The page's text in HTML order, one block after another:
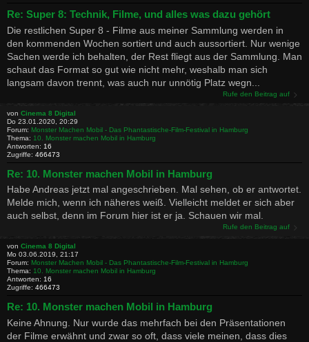
Re: Super 8: Technik, Filme, und alles was dazu gehört
Die restlichen Super 8 - Filme aus meiner Sammlung werden in
den kommenden Wochen sortiert und auch aussortiert. Nur wenige
Sachen werde ich behalten, der Rest fliegt aus der Sammlung. Man
schaut das Format so gut wie nicht mehr, weshalb man sich
langsam davon trennt, was auch nur unnötig Platz wegn...
Rufe den Beitrag auf
von Cinema 8 Digital
Do 23.01.2020, 20:29
Forum: Monster Machen Mobil - Das Phantastische-Film-Festival in Hamburg
Thema: 10. Monster machen Mobil in Hamburg
Antworten: 16
Zugriffe: 466473
Re: 10. Monster machen Mobil in Hamburg
Habe Andreas jetzt mal angeschrieben. Mal sehen, ob er antwortet.
Melde mich, wenn ich näheres weiß. Vielleicht meldet er sich aber
auch selbst, denn im Forum hier ist er ja. Schauen wir mal.
Rufe den Beitrag auf
von Cinema 8 Digital
Mo 03.06.2019, 21:17
Forum: Monster Machen Mobil - Das Phantastische-Film-Festival in Hamburg
Thema: 10. Monster machen Mobil in Hamburg
Antworten: 16
Zugriffe: 466473
Re: 10. Monster machen Mobil in Hamburg
Keine Ahnung. Nur wurde das mehrfach bei den Präsentationen
der Filme erwähnt und zwar so oft, dass viele meinen, dass dies